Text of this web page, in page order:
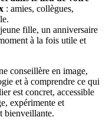
: amies, collègues,
fille, un anniversaire
à la fois utile et
conseillère en image,
et à comprendre ce qui
est concret, accessible
expérimente et
bienveillante.